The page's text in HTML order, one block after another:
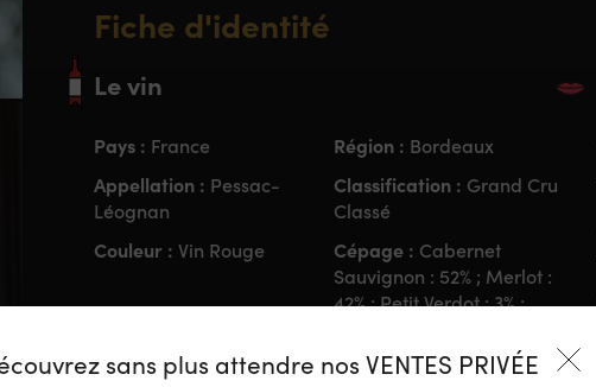
Fiche d'identité
Le vin
Pays : France Région : Bordeaux
Appellation : Pessac-
Léognan
Classification : Grand Cru
Classé
Couleur :Vin Rouge Cépage : Cabernet
Sauvignon : 52% ; Merlot :
42% ; Petit Verdot : 3% ;
sans plus attendre nos VENTES PRIVÉES